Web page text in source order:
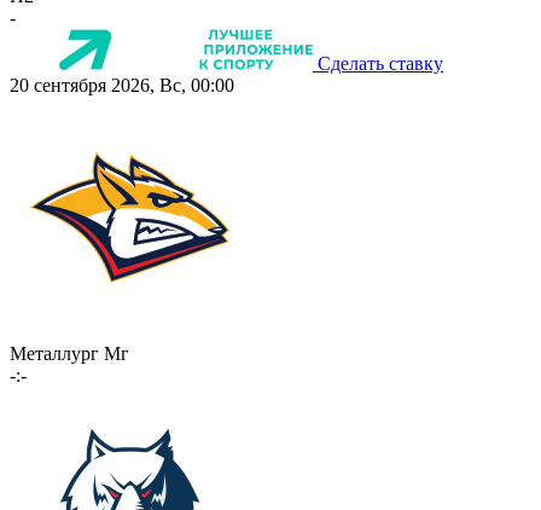
-
Сделать ставку
20 сентября 2026, Вс, 00:00
Металлург Мг
-:-